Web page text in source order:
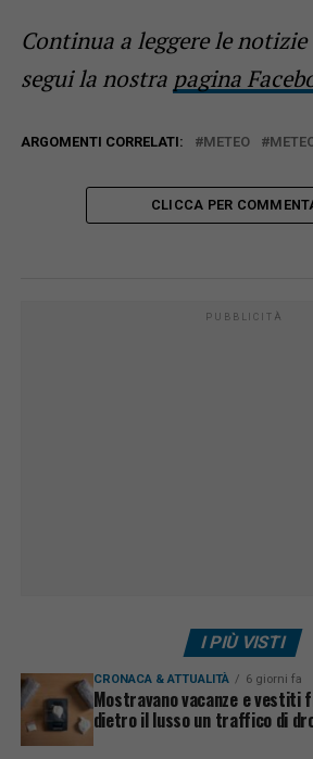
Continua a leggere le
segui la nostra pagina
ARGOMENTI CORRELATI: METEO
CLICCA PER
PUBBLICITÀ
I PIÙ VISTI
CRONACA & ATTUALITÀ 6 giorni fa
Mostravano vacanze e vestiti
dietro il lusso un traffico di